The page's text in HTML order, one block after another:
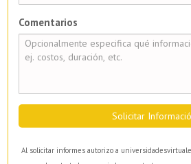
Comentarios
Solicitar
Al solicitar informes autorizo a